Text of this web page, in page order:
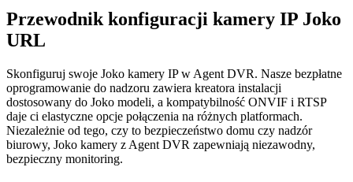
Przewodnik konfiguracji kamery IP Joko
URL
Skonfiguruj swoje Joko kamery IP w Agent DVR. Nasze bezpłatne
oprogramowanie do nadzoru zawiera kreatora instalacji
dostosowany do Joko modeli, a kompatybilność ONVIF i RTSP
daje ci elastyczne opcje połączenia na różnych platformach.
Niezależnie od tego, czy to bezpieczeństwo domu czy nadzór
biurowy, Joko kamery z Agent DVR zapewniają niezawodny,
bezpieczny monitoring.